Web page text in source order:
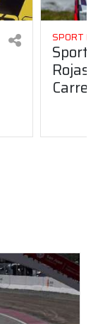
SPORT
Sport